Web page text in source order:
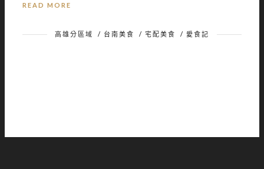
READ MORE
高雄分區域 / 台南美食 / 宅配美食 / 愛食記